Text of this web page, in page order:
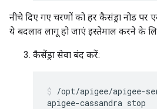
नीचे दिए गए चरणों को हर कैसंड्रा नोड
ये बदलाव लागू हो जाएं इस्तेमाल करने के
कैसेंड्रा सेवा बंद करें:
/opt/apigee/apigee-
apigee-cassandra stop